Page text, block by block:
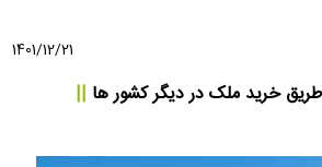
1401/12/21
خرید ملکدر دیگر کشور ها ||